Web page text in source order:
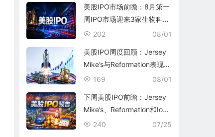
美股IPO市场前瞻：8月第一
周IPO市场迎来3家生物科技
公司和1家银行
08/01
202
美股IPO周度回顾：Jersey
Mike’s与Reformation表现平
平
08/01
169
下周美股IPO前瞻：Jersey
Mike’s、Reformation和Ioni
c Digital将为7月收官
07/25
240